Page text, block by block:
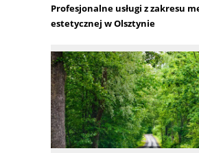
Profesjonalne usługi z zakresu
estetycznej w Olsztynie